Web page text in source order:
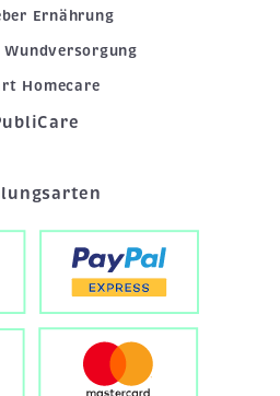
Ernährung
Wundversorgung
Homecare